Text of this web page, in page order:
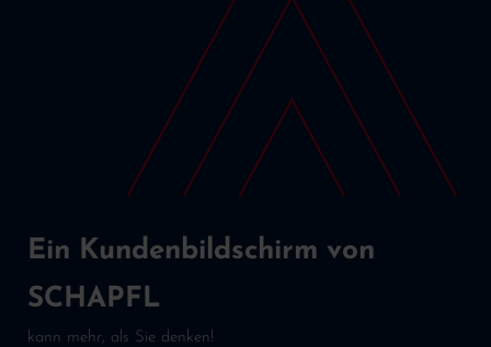
Ein Kundenbildschirm von
SCHAPFL
kann mehr, als Sie denken!